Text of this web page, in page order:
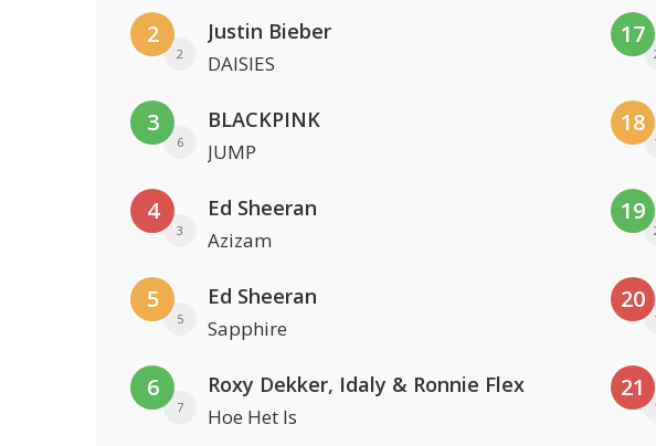
2
2
Justin Bieber
DAISIES
3
6
BLACKPINK
JUMP
4
3
Ed Sheeran
Azizam
5
5
Ed Sheeran
Sapphire
6
7
Roxy Dekker, Idaly & Ronnie Flex
Hoe Het Is
17
18
19
20
21